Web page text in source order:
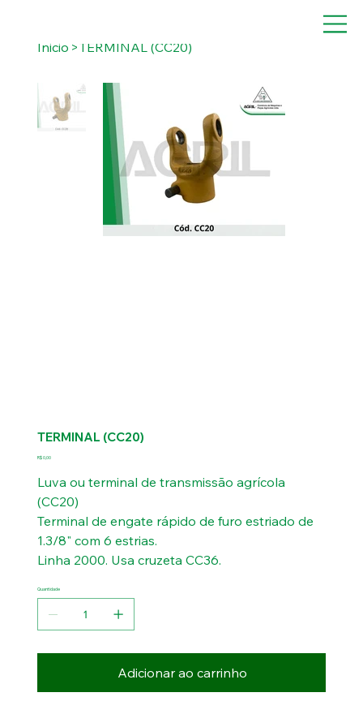
Inicio > TERMINAL (CC20)
TERMINAL (CC20)
Preço
R$ 0,00
Luva ou terminal de transmissão agrícola
(CC20)
Terminal de engate rápido de furo estriado de
1.3/8" com 6 estrias.
Linha 2000. Usa cruzeta CC36.
Quantidade
Adicionar ao carrinho